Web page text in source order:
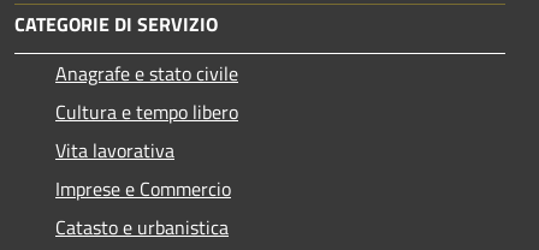
CATEGORIE DI SERVIZIO
Anagrafe e stato civile
Cultura e tempo libero
Vita lavorativa
Imprese e Commercio
Catasto e urbanistica